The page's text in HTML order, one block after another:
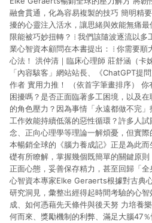
無法進行 LINE POINTS 回饋。 (5) LINE 購物為購物資訊整合性
平台，商品資料更新會有時間差，如顯
位、贈品與台灣樂天市場銷售網頁不符
(6) 導購訂單已逾 365 天，根據台灣樂
不符合回饋資格。 (7) 若上述或其他原因，致使消費者無接收到
點數回饋或點數回饋有爭議，台灣樂天
追訴之權利，活動詳情以樂天市場網站公
融會貫通，化為容易複製的技巧 簡明精
擾的心靈注入活水，讓思緒與效能無痛
限能被巧妙扭轉？ ⁞ 我們該隨波逐流以多
業心智資本顧問在本書提出： ⁞ 你需要
心法！ 洪仲清｜臨床心理師 莊舒涵（卡
「內容駭客」網站站長、《ChatGPT提
作者 實用力推！ （依首字筆畫排序）
困擾嗎？是否正面臨著多工困境，以及
的角色壓力？因為事情「永遠都做不完
工作效能持續低落的惡性循環？許多人
念、正向心理學等理論一解煩憂，但實
本暢銷全球的《腦力養成記》正是為此
礎有所瞭解，掌握幾個既簡單的關鍵原
正面心態，妥善保存精力，甚至回歸「全
心智資本專家Elke Geraerts根據對古典
研究洞見，彙整出經得起時間考驗的心
成、如何憑藉先天條件與後天努 力培養
何而來、獎勵機制的利弊、滿足大腦47